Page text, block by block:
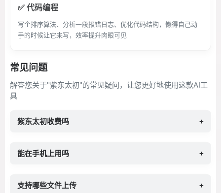
✅ 代码编程
写个排序算法、分析一段报错日志、优化代码结构，懒得自己动
手的时候让它来写，效率提升肉眼可见
常见问题
解答您关于"紫东太初"的常见疑问，让您更好地使用这款AI工
具
紫东太初收费吗 +
能在手机上用吗 +
支持哪些文件上传 +